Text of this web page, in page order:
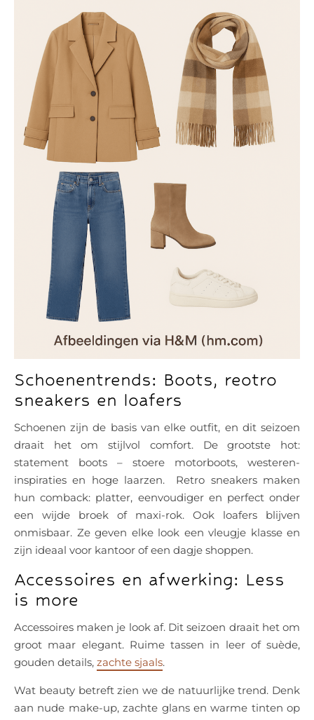
Schoenentrends: Boots, reotro
sneakers en loafers
Schoenen zijn de basis van elke outfit, en dit seizoen
draait het om stijlvol comfort. De grootste hot:
statement boots – stoere motorboots, westeren-
inspiraties en hoge laarzen. Retro sneakers maken
hun comback: platter, eenvoudiger en perfect onder
een wijde broek of maxi-rok. Ook loafers blijven
onmisbaar. Ze geven elke look een vleugje klasse en
zijn ideaal voor kantoor of een dagje shoppen.
Accessoires en afwerking: Less
is more
Accessoires maken je look af. Dit seizoen draait het om
groot maar elegant. Ruime tassen in leer of suède,
gouden details, zachte sjaals.
Wat beauty betreft zien we de natuurlijke trend. Denk
aan nude make-up, zachte glans en warme tinten op